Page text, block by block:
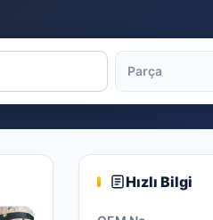
Hızlı Bilgi